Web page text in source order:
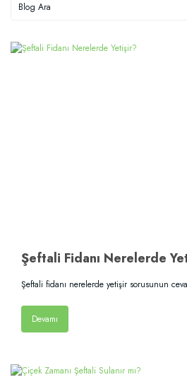
Şeftali Fidanı Nerelerde
Şeftali fidanı nerelerde yetişir sorusunun
Devamı